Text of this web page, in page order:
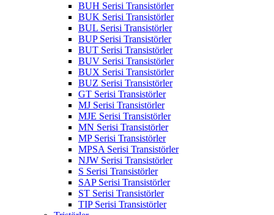
BUH Serisi Transistörler
BUK Serisi Transistörler
BUL Serisi Transistörler
BUP Serisi Transistörler
BUT Serisi Transistörler
BUV Serisi Transistörler
BUX Serisi Transistörler
BUZ Serisi Transistörler
GT Serisi Transistörler
MJ Serisi Transistörler
MJE Serisi Transistörler
MN Serisi Transistörler
MP Serisi Transistörler
MPSA Serisi Transistörler
NJW Serisi Transistörler
S Serisi Transistörler
SAP Serisi Transistörler
ST Serisi Transistörler
TIP Serisi Transistörler